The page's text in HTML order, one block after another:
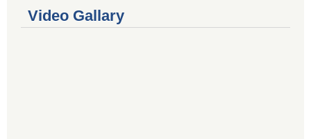
Video Gallary